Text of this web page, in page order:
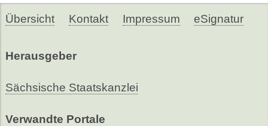
Übersicht Kontakt Impressum eSignatur
Herausgeber
Sächsische Staatskanzlei
Verwandte Portale